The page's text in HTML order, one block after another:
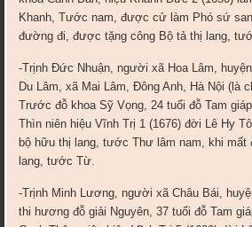
Khanh, Tước nam, được cử làm Phó sứ
đường đi, được tặng công Bộ tả thị lang,
-Trịnh Đức Nhuận, người xã Hoa Lâm,
Du Lâm, xã Mai Lâm, Đông Anh, Hà Nội (là
Trước đỗ khoa Sỹ Vọng, 24 tuổi đỗ Tam
Thìn niên hiệu Vĩnh Trị 1 (1676) đời Lê Hy
bộ hữu thị lang, tước Thư lâm nam, khi mất
lang, tước Từ.
-Trịnh Minh Lương, người xã Châu Bái,
thi hương đỗ giải Nguyên, 37 tuổi đỗ Tam